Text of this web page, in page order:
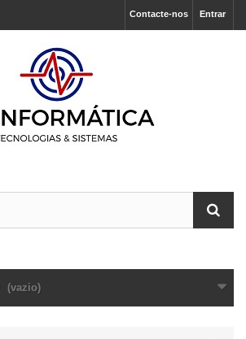
Entrar
Contacte-nos
(vazio)